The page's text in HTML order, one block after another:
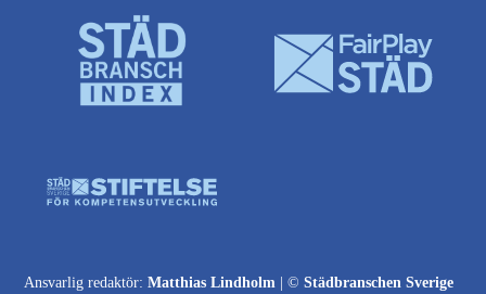
Ansvarlig redaktör:Matthias Lindholm | ©Städbranschen Sverige